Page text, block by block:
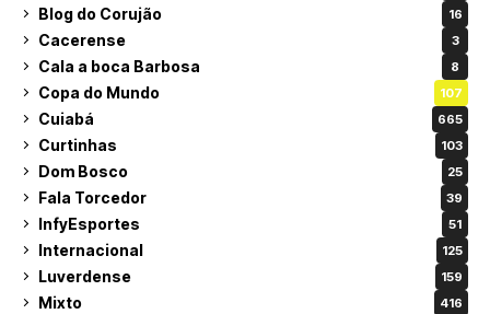
Blog do Corujão 16
Cacerense 3
Cala a boca Barbosa 8
Copa do Mundo 107
Cuiabá 665
Curtinhas 103
Dom Bosco 25
Fala Torcedor 39
InfyEsportes 51
Internacional 125
Luverdense 159
Mixto 416